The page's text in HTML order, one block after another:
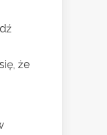
że